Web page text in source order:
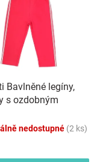
Bavlněné legíny,
s ozdobným
nedostupné (2 ks)